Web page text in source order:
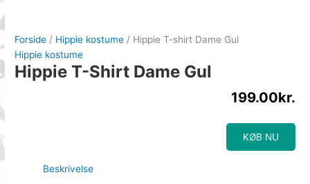
Forside / Hippie kostume / Hippie T-shirt Dame Gul
Hippie kostume
Hippie T-Shirt Dame Gul
199.00kr.
KØB NU
Beskrivelse